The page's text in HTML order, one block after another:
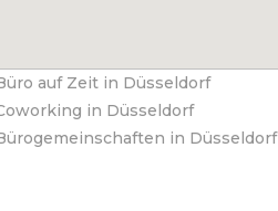
auf Zeit in Düsseldorf
in Düsseldorf
in Düsseldorf